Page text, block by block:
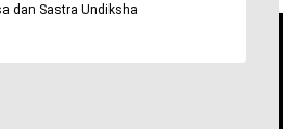
dan Sastra Undiksha